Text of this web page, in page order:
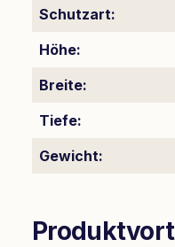
Schutzart:
Höhe:
Breite:
Tiefe:
Gewicht: